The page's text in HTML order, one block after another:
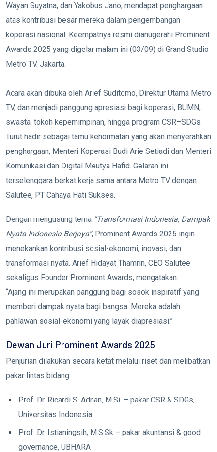
Wayan Suyatna, dan Yakobus Jano, mendapat penghargaan
atas kontribusi besar mereka dalam pengembangan
koperasi nasional. Keempatnya resmi dianugerahi Prominent
Awards 2025 yang digelar malam ini (03/09) di Grand Studio
Metro TV, Jakarta.
Acara akan dibuka oleh Arief Suditomo, Direktur Utama Metro
TV, dan menjadi panggung apresiasi bagi koperasi, BUMN,
swasta, tokoh kepemimpinan, hingga program CSR–SDGs.
Turut hadir sebagai tamu kehormatan yang akan menyerahkan
penghargaan, Menteri Koperasi Budi Arie Setiadi dan Menteri
Komunikasi dan Digital Meutya Hafid. Gelaran ini
terselenggara berkat kerja sama antara Metro TV dengan
Salutee, PT Cahaya Hati Sukses.
Dengan mengusung tema “Transformasi Indonesia, Dampak
Nyata Indonesia Berjaya”, Prominent Awards 2025 ingin
menekankan kontribusi sosial-ekonomi, inovasi, dan
transformasi nyata. Arief Hidayat Thamrin, CEO Salutee
sekaligus Founder Prominent Awards, mengatakan:
“Ajang ini merupakan panggung bagi sosok inspiratif yang
memberi dampak nyata bagi bangsa. Mereka adalah
pahlawan sosial-ekonomi yang layak diapresiasi.”
Dewan Juri Prominent Awards 2025
Penjurian dilakukan secara ketat melalui riset dan melibatkan
pakar lintas bidang:
Prof. Dr. Ricardi S. Adnan, M.Si. – pakar CSR & SDGs,
Universitas Indonesia
Prof. Dr. Istianingsih, M.S.Sk – pakar akuntansi & good
governance, UBHARA